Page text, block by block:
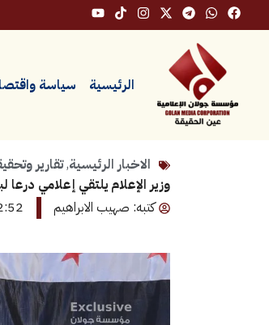
تخطي
إلى
الرئيسية سياسة
الاخبار الرئيسية,تقارير
وزير الإعلام يلتقي إعلامي
كتبه: صهيب الابراهيم
2:52